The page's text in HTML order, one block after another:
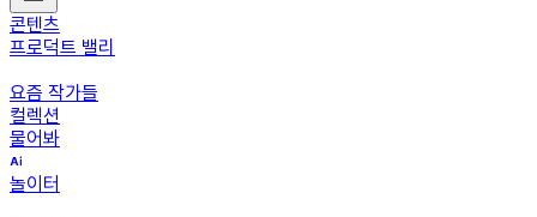
콘텐츠
프로덕트 밸리
요즘 작가들
컬렉션
물어봐
놀이터